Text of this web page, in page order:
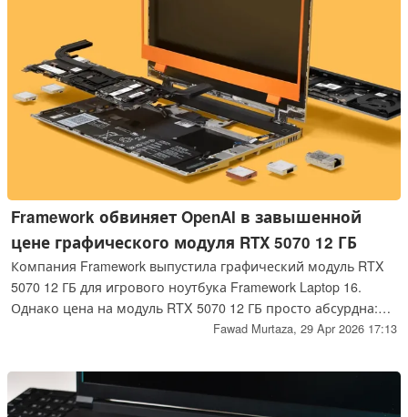
Framework обвиняет OpenAI в завышенной
цене графического модуля RTX 5070 12 ГБ
Компания Framework выпустила графический модуль RTX
5070 12 ГБ для игрового ноутбука Framework Laptop 16.
Однако цена на модуль RTX 5070 12 ГБ просто абсурдна:
он стоит $1 199. Framework, похоже, обвиняет в этом
Fawad Murtaza, 29 Apr 2026 17:13